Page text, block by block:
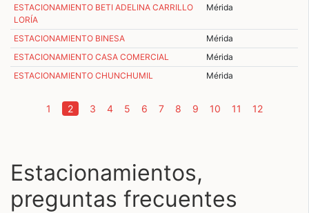
ESTACIONAMIENTO BETI ADELINA CARRILLO
LORÍA
Mérida
ESTACIONAMIENTO BINESA
Mérida
ESTACIONAMIENTO CASA COMERCIAL
Mérida
ESTACIONAMIENTO CHUNCHUMIL
Mérida
1 2(current)
3 4 5 6 7 8 9 10 11 12
Estacionamientos,
preguntas frecuentes